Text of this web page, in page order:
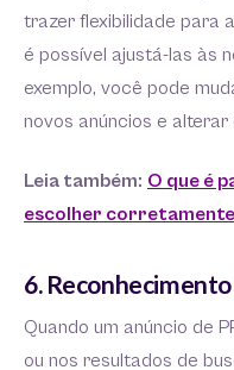
trazer flexibilidade para
é possível ajustá-las às
exemplo, você pode
novos anúncios e
Leia também: O que é
escolher
6.
Quando um anúncio de
ou nos resultados de